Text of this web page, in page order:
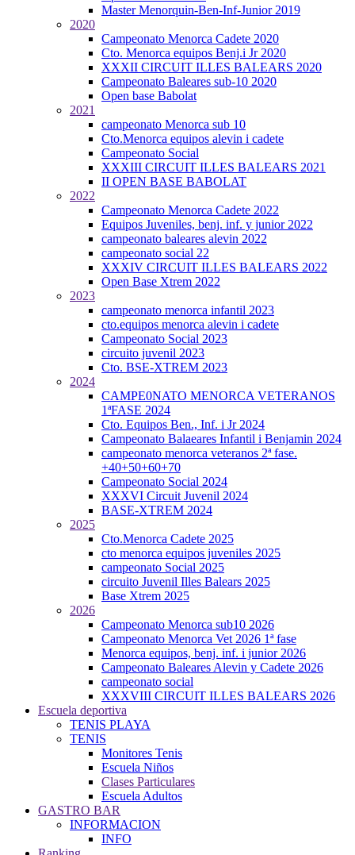
Master Menorquin-Ben-Inf-Junior 2019
2020
Campeonato Menorca Cadete 2020
Cto. Menorca equipos Benj.i Jr 2020
XXXII CIRCUIT ILLES BALEARS 2020
Campeonato Baleares sub-10 2020
Open base Babolat
2021
campeonato Menorca sub 10
Cto.Menorca equipos alevin i cadete
Campeonato Social
XXXIII CIRCUIT ILLES BALEARS 2021
II OPEN BASE BABOLAT
2022
Campeonato Menorca Cadete 2022
Equipos Juveniles, benj. inf. y junior 2022
campeonato baleares alevin 2022
campeonato social 22
XXXIV CIRCUIT ILLES BALEARS 2022
Open Base Xtrem 2022
2023
campeonato menorca infantil 2023
cto.equipos menorca alevin i cadete
Campeonato Social 2023
circuito juvenil 2023
Cto. BSE-XTREM 2023
2024
CAMPE0NATO MENORCA VETERANOS
1ªFASE 2024
Cto. Equipos Ben., Inf. i Jr 2024
Campeonato Balaeares Infantil i Benjamin 2024
campeonato menorca veteranos 2ª fase.
+40+50+60+70
Campeonato Social 2024
XXXVI Circuit Juvenil 2024
BASE-XTREM 2024
2025
Cto.Menorca Cadete 2025
cto menorca equipos juveniles 2025
campeonato Social 2025
circuito Juvenil Illes Balears 2025
Base Xtrem 2025
2026
Campeonato Menorca sub10 2026
Campeonato Menorca Vet 2026 1ª fase
Menorca equipos, benj. inf. i junior 2026
Campeonato Baleares Alevin y Cadete 2026
campeonato social
XXXVIII CIRCUIT ILLES BALEARS 2026
Escuela deportiva
TENIS PLAYA
TENIS
Monitores Tenis
Escuela Niños
Clases Particulares
Escuela Adultos
GASTRO BAR
INFORMACION
INFO